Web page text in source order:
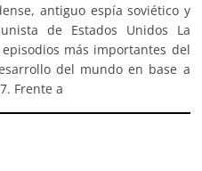
antiguo espía soviético y
de Estados Unidos La
más importantes del
del mundo en base a
Frente a